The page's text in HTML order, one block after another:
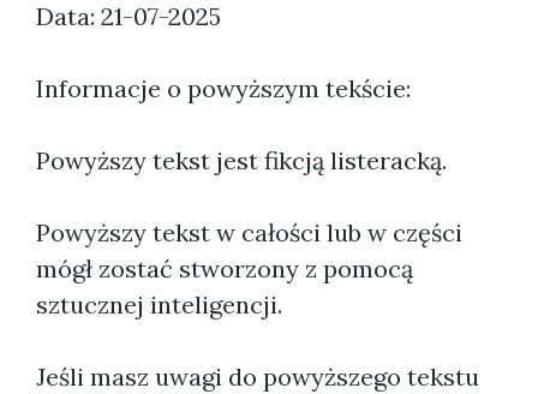
Data: 21-07-2025
Informacje o powyższym tekście:
Powyższy tekst jest fikcją listeracką.
Powyższy tekst w całości lub w części
mógł zostać stworzony z pomocą
sztucznej inteligencji.
Jeśli masz uwagi do powyższego tekstu